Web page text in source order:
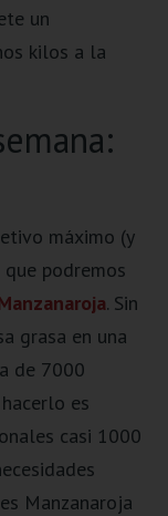
un
kilos a la
máximo (y
podremos
. Sin
grasa en una
de 7000
es
casi 1000
Manzanaroja